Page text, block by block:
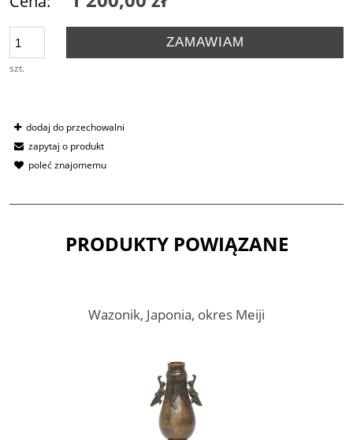
szt.
ZAMAWIAM
dodaj do przechowalni
zapytaj o produkt
poleć znajomemu
PRODUKTY POWIĄZANE
Wazonik, Japonia, okres Meiji